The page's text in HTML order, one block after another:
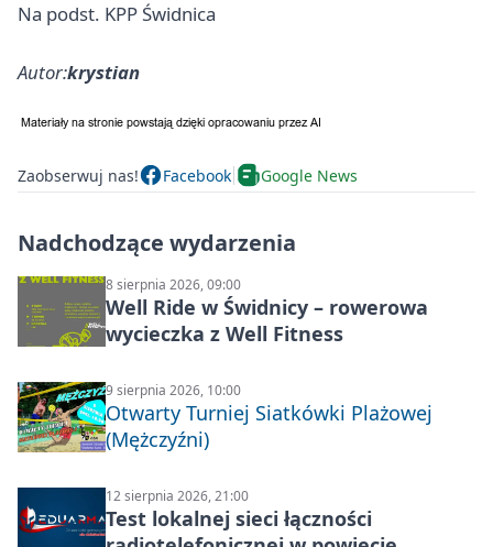
Na podst. KPP Świdnica
Autor:krystian
Zaobserwuj nas! Facebook Google News
Nadchodzące wydarzenia
8 sierpnia 2026, 09:00
Well Ride w Świdnicy – rowerowa
wycieczka z Well Fitness
9 sierpnia 2026, 10:00
Otwarty Turniej Siatkówki Plażowej
(Mężczyźni)
12 sierpnia 2026, 21:00
Test lokalnej sieci łączności